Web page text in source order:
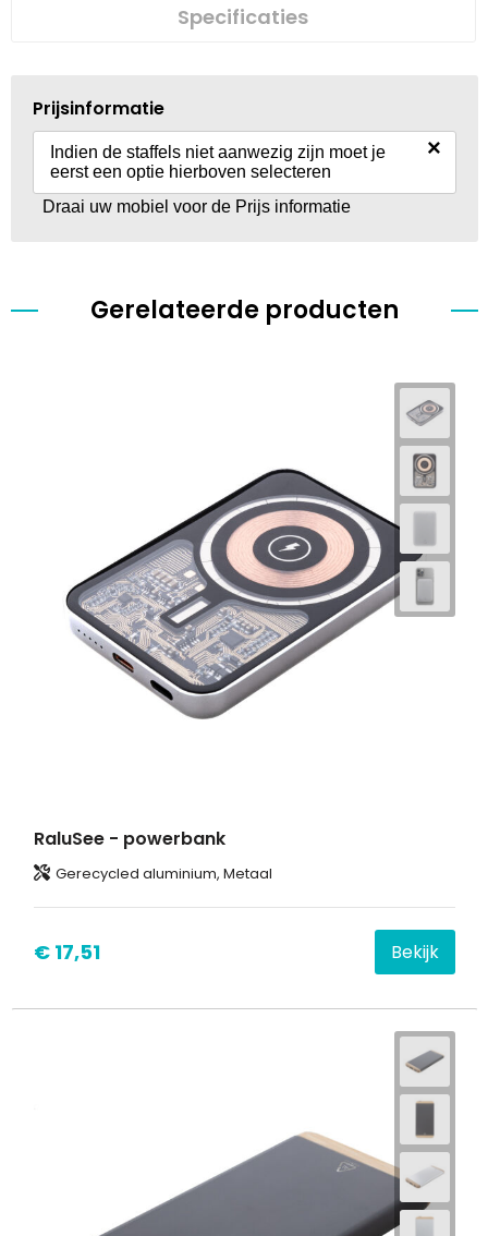
Specificaties
Prijsinformatie
Indien de staffels niet aanwezig zijn moet je
eerst een optie hierboven selecteren
×
Draai uw mobiel voor de Prijs informatie
Gerelateerde producten
RaluSee - powerbank
Gerecycled aluminium, Metaal
€ 17,51 Bekijk